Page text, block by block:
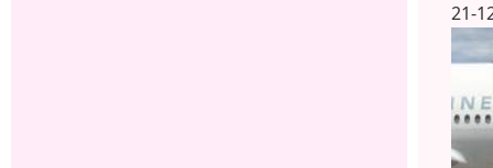
21-